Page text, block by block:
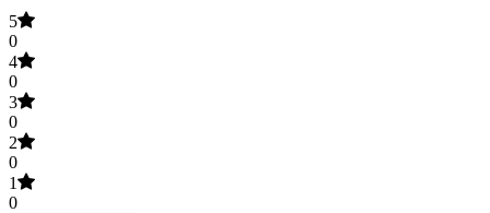
5
0
4
0
3
0
2
0
1
0